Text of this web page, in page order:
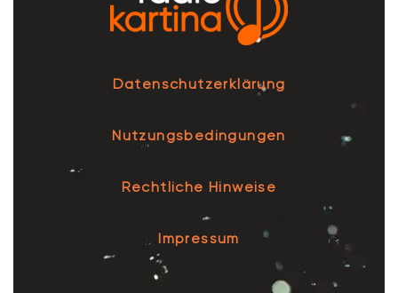
Datenschutzerklärung
Nutzungsbedingungen
Rechtliche Hinweise
Impressum